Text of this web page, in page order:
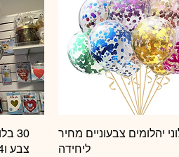
תצוגה מהירה
יהלומים צבעוניים מחיר
ליחידה